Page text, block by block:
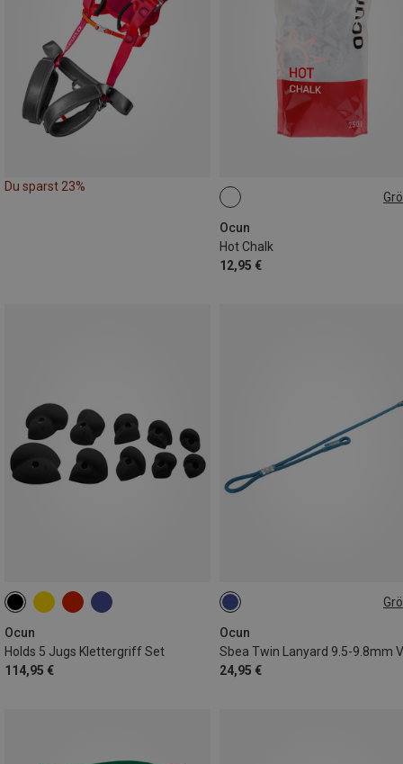
Du sparst 23%
Ocun
Hot Chalk
12,95 €
250G
Ocun
Holds 5 Jugs Klettergriff Set
114,95 €
Ocun
24,95 €
40/75CM